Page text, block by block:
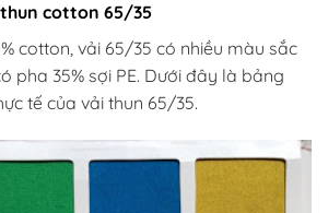
cotton 65/35
cotton, vải 65/35 có nhiều màu sắc
pha 35% sợi PE. Dưới đây là bảng
tế của vải thun 65/35.